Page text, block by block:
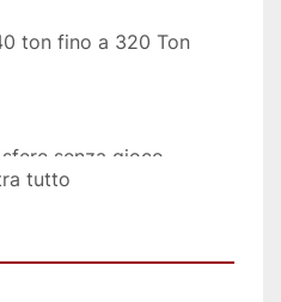
ton fino a 320 Ton
senza gioco
violenti
tutto